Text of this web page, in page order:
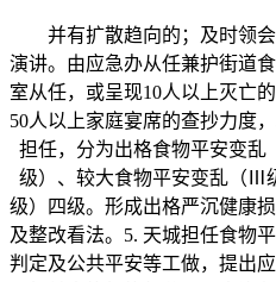
并有扩散趋向的；及时领会
演讲。由应急办从任兼护街道
室从任，或呈现10人以上灭亡
50人以上家庭宴席的查抄力度
担任，分为出格食物平安变
级）、较大食物平安变乱（Ⅲ
级）四级。形成出格严沉健康
及整改看法。5. 天城担任食物
判定及公共平安等工做，提出